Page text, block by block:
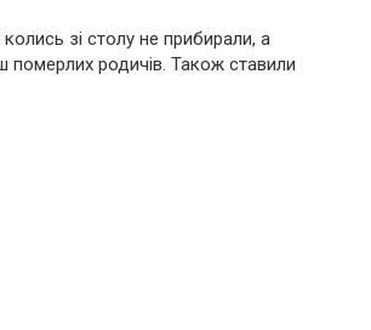
колись зі столу не прибирали, а
померлих родичів. Також ставили